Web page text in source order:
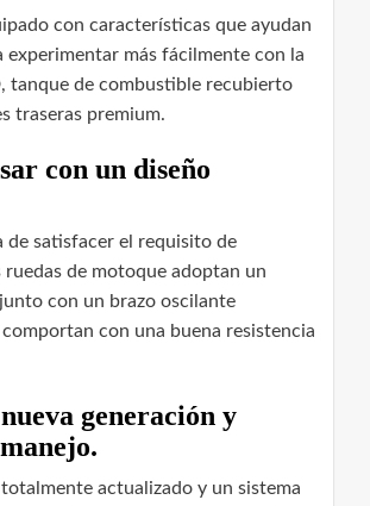
con características que ayudan
experimentar más fácilmente con la
tanque de combustible recubierto
traseras premium.
con un diseño
de satisfacer el requisito de
ruedas de motoque adoptan un
con un brazo oscilante
con una buena resistencia
generación y
actualizado y un sistema